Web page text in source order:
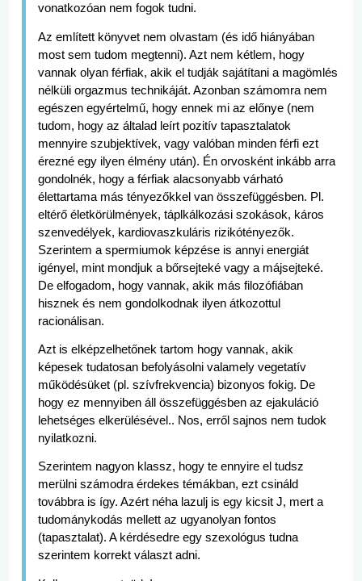
vonatkozóan nem fogok tudni.
Az említett könyvet nem olvastam (és idő hiányában
most sem tudom megtenni). Azt nem kétlem, hogy
vannak olyan férfiak, akik el tudják sajátítani a magömlés
nélküli orgazmus technikáját. Azonban számomra nem
egészen egyértelmű, hogy ennek mi az előnye (nem
tudom, hogy az általad leírt pozitív tapasztalatok
mennyire szubjektívek, vagy valóban minden férfi ezt
érezné egy ilyen élmény után). Én orvosként inkább arra
gondolnék, hogy a férfiak alacsonyabb várható
élettartama más tényezőkkel van összefüggésben. Pl.
eltérő életkörülmények, táplkálkozási szokások, káros
szenvedélyek, kardiovaszkuláris rizikótényezők.
Szerintem a spermiumok képzése is annyi energiát
igényel, mint mondjuk a bőrsejteké vagy a májsejteké.
De elfogadom, hogy vannak, akik más filozófiában
hisznek és nem gondolkodnak ilyen átkozottul
racionálisan.
Azt is elképzelhetőnek tartom hogy vannak, akik
képesek tudatosan befolyásolni valamely vegetatív
működésüket (pl. szívfrekvencia) bizonyos fokig. De
hogy ez mennyiben áll összefüggésben az ejakuláció
lehetséges elkerülésével.. Nos, erről sajnos nem tudok
nyilatkozni.
Szerintem nagyon klassz, hogy te ennyire el tudsz
merülni számodra érdekes témákban, ezt csináld
továbbra is így. Azért néha lazulj is egy kicsit J, mert a
tudománykodás mellett az ugyanolyan fontos
(tapasztalat). A kérdésedre egy szexológus tudna
szerintem korrekt választ adni.